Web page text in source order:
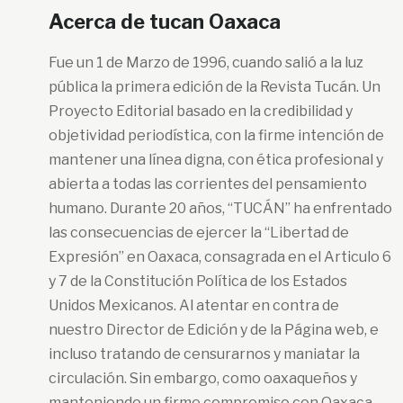
Acerca de tucan Oaxaca
Fue un 1 de Marzo de 1996, cuando salió a la luz
pública la primera edición de la Revista Tucán. Un
Proyecto Editorial basado en la credibilidad y
objetividad periodística, con la firme intención de
mantener una línea digna, con ética profesional y
abierta a todas las corrientes del pensamiento
humano. Durante 20 años, “TUCÁN” ha enfrentado
las consecuencias de ejercer la “Libertad de
Expresión” en Oaxaca, consagrada en el Articulo 6
y 7 de la Constitución Política de los Estados
Unidos Mexicanos. Al atentar en contra de
nuestro Director de Edición y de la Página web, e
incluso tratando de censurarnos y maniatar la
circulación. Sin embargo, como oaxaqueños y